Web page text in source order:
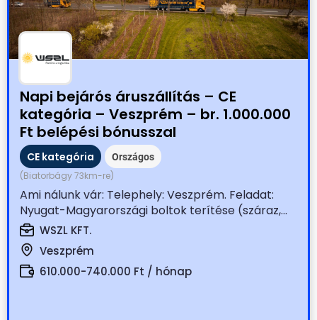
Napi bejárós áruszállítás – CE
kategória – Veszprém – br. 1.000.000
Ft belépési bónusszal
CE kategória Országos
(Biatorbágy 73km-re)
Ami nálunk vár: Telephely: Veszprém. Feladat:
Nyugat-Magyarországi boltok terítése (száraz,...
WSZL KFT.
Veszprém
610.000-740.000 Ft / hónap